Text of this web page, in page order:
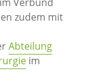
zudem mit
Abteilung
im